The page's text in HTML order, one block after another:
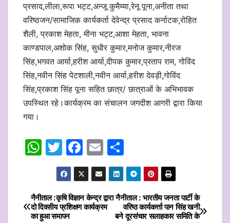
प्रसाद,लीला,रूपा भट्ट,अन्जू कुमैय्या,रेनू पूना,अनीता तथा
वरिष्ठजन/सामाजिक कार्यकर्ता देवेन्द्र प्रसाद कर्नाटक,रोहित
शैली, प्रकाश मेहता, मीना भट्ट,आशा मेहता, भावना
काण्डपाल,अशोक सिंह, सुधीर कुमार,मनोज कुमार,नीरज
सिंह,भगवत आर्या,हरीश आर्या,दीपक कुमार,प्रताप राम, गोविंद
सिंह,नवीन सिंह पेटशाली,नवीन आर्या,हरीश देवड़ी,गोविंद
सिंह,प्रकाश सिंह पूना सहित छात्र/ छात्राओं के अभिभावक
उपस्थित रहे।कार्यक्रम का संचालन जगदीश आगरी द्वारा किया
गया।
W
at
s
A
T
w
itt
er
F
a
c
e
b
E
m
ai
l
h
ar
e
Post
नैनीताल : भारतीय जनता पार्टी के
वरिष्ठ कार्यकर्त्ता पान सिंह खनी
बने दूरसंचार सलाहकार समिति के
नैनीताल :कृषि विज्ञान केन्द्र द्वारा
दो दिवसीय प्रशिक्षण कार्यक्रम
का हुआ समापन